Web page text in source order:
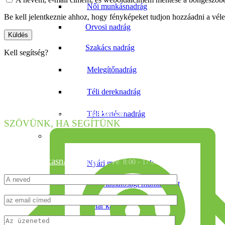
Női munkásnadrág
Orvosi nadrág
Szakács nadrág
Melegítőnadrág
Téli dereknadrág
Téli kertésznadrág
Nyári munkakabátok
Nyári láthatósági munkakabát
Polár kabát
Be kell jelentkeznie ahhoz, hogy fényképeket tudjon hozzáadni a
Kell segítség?
Tanácsra van szüksége a választáshoz?
SZÖVÜNK, HA SEGÍTÜNK
info@munkasnadrag.huHé - Pé: 8:00 - 17:00